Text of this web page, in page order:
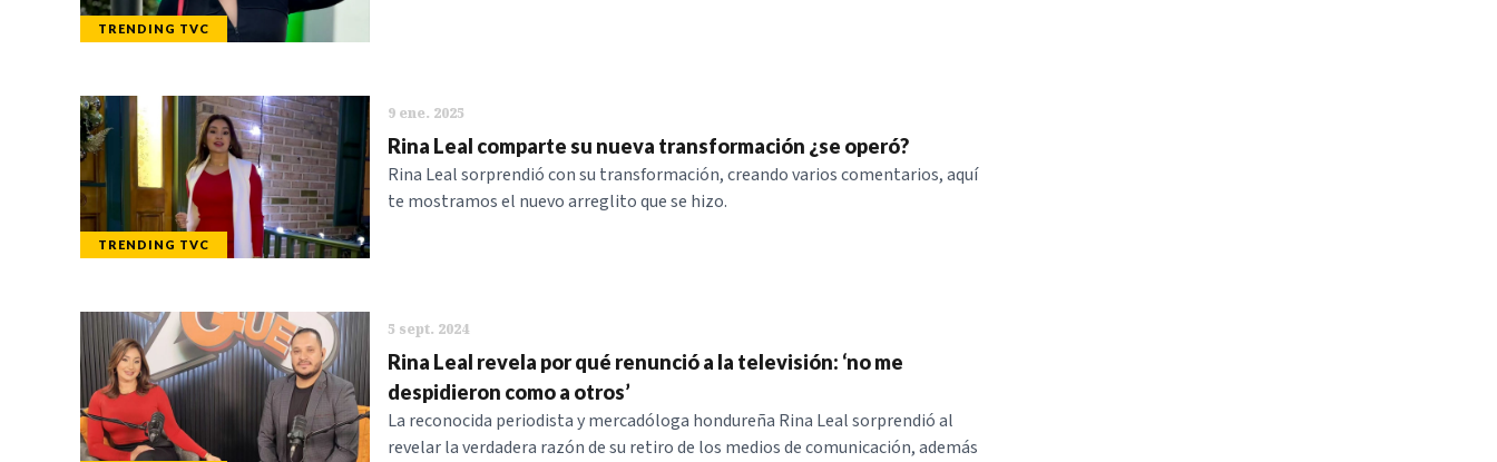
TRENDING TVC
TRENDING TVC
9 ene. 2025
Rina Leal comparte su nueva transformación ¿se operó?
Rina Leal sorprendió con su transformación, creando varios comentarios, aquí
te mostramos el nuevo arreglito que se hizo.
5 sept. 2024
Rina Leal revela por qué renunció a la televisión: ‘no me
despidieron como a otros’
La reconocida periodista y mercadóloga hondureña Rina Leal sorprendió al
revelar la verdadera razón de su retiro de los medios de comunicación, además